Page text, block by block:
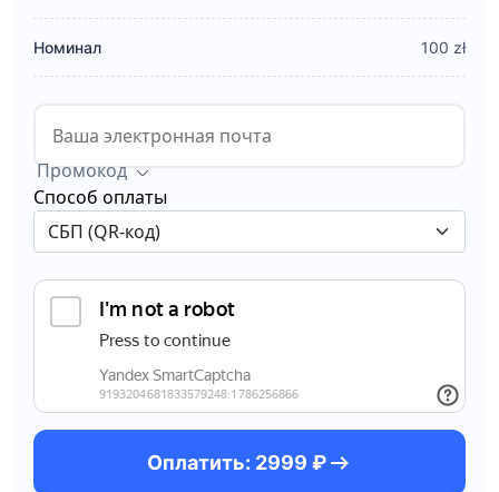
Номинал 100 zł
Промокод
Способ оплаты
Оплатить: 2999 ₽arrow_right_alt